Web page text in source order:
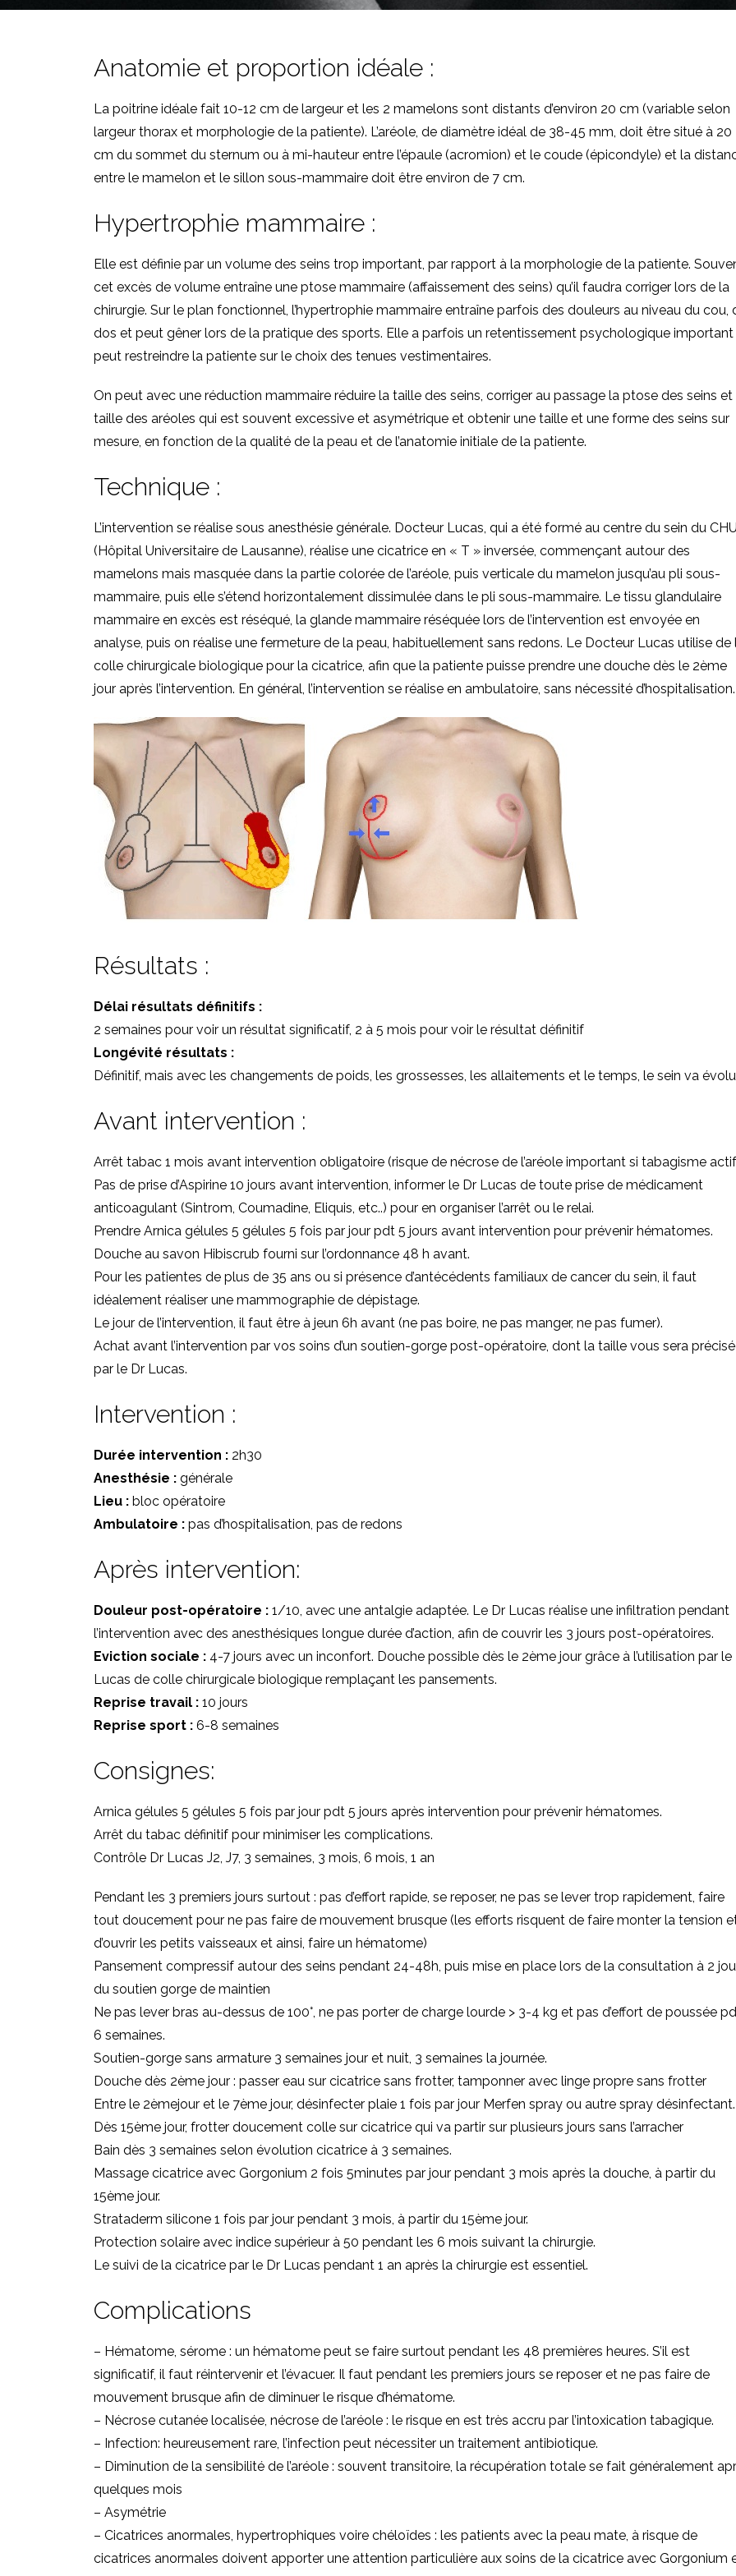
Anatomie et proportion idéale :
La poitrine idéale fait 10-12 cm de largeur et les 2 mamelons sont distants d’environ 20 cm (variable selon
largeur thorax et morphologie de la patiente). L’aréole, de diamètre idéal de 38-45 mm, doit être situé à 20
cm du sommet du sternum ou à mi-hauteur entre l’épaule (acromion) et le coude (épicondyle) et la
entre le mamelon et le sillon sous-mammaire doit être environ de 7 cm.
Hypertrophie mammaire :
Elle est définie par un volume des seins trop important, par rapport à la morphologie de la patiente.
cet excès de volume entraîne une ptose mammaire (affaissement des seins) qu’il faudra corriger lors de la
chirurgie. Sur le plan fonctionnel, l’hypertrophie mammaire entraîne parfois des douleurs au niveau du cou,
dos et peut gêner lors de la pratique des sports. Elle a parfois un retentissement psychologique
peut restreindre la patiente sur le choix des tenues vestimentaires.
On peut avec une réduction mammaire réduire la taille des seins, corriger au passage la ptose des seins et
taille des aréoles qui est souvent excessive et asymétrique et obtenir une taille et une forme des seins sur
mesure, en fonction de la qualité de la peau et de l’anatomie initiale de la patiente.
Technique :
L’intervention se réalise sous anesthésie générale. Docteur Lucas, qui a été formé au centre du sein du
(Hôpital Universitaire de Lausanne), réalise une cicatrice en « T » inversée, commençant autour des
mamelons mais masquée dans la partie colorée de l’aréole, puis verticale du mamelon jusqu’au pli sous-
mammaire, puis elle s’étend horizontalement dissimulée dans le pli sous-mammaire. Le tissu glandulaire
mammaire en excès est réséqué, la glande mammaire réséquée lors de l’intervention est envoyée en
analyse, puis on réalise une fermeture de la peau, habituellement sans redons. Le Docteur Lucas utilise de
colle chirurgicale biologique pour la cicatrice, afin que la patiente puisse prendre une douche dès le 2ème
jour après l’intervention. En général, l’intervention se réalise en ambulatoire, sans nécessité d’hospitalisation.
Résultats :
Délai résultats définitifs :
2 semaines pour voir un résultat significatif, 2 à 5 mois pour voir le résultat définitif
Longévité résultats :
Définitif, mais avec les changements de poids, les grossesses, les allaitements et le temps, le sein va
Avant intervention :
Arrêt tabac 1 mois avant intervention obligatoire (risque de nécrose de l’aréole important si tabagisme
Pas de prise d’Aspirine 10 jours avant intervention, informer le Dr Lucas de toute prise de médicament
anticoagulant (Sintrom, Coumadine, Eliquis, etc..) pour en organiser l’arrêt ou le relai.
Prendre Arnica gélules 5 gélules 5 fois par jour pdt 5 jours avant intervention pour prévenir hématomes.
Douche au savon Hibiscrub fourni sur l’ordonnance 48 h avant.
Pour les patientes de plus de 35 ans ou si présence d’antécédents familiaux de cancer du sein, il faut
idéalement réaliser une mammographie de dépistage.
Le jour de l’intervention, il faut être à jeun 6h avant (ne pas boire, ne pas manger, ne pas fumer).
Achat avant l’intervention par vos soins d’un soutien-gorge post-opératoire, dont la taille vous sera
par le Dr Lucas.
Intervention :
Durée intervention : 2h30
Anesthésie : générale
Lieu : bloc opératoire
Ambulatoire : pas d’hospitalisation, pas de redons
Après intervention:
Douleur post-opératoire : 1/10, avec une antalgie adaptée. Le Dr Lucas réalise une infiltration pendant
l’intervention avec des anesthésiques longue durée d’action, afin de couvrir les 3 jours post-opératoires.
Eviction sociale : 4-7 jours avec un inconfort. Douche possible dès le 2ème jour grâce à l’utilisation par le
Lucas de colle chirurgicale biologique remplaçant les pansements.
Reprise travail : 10 jours
Reprise sport : 6-8 semaines
Consignes:
Arnica gélules 5 gélules 5 fois par jour pdt 5 jours après intervention pour prévenir hématomes.
Arrêt du tabac définitif pour minimiser les complications.
Contrôle Dr Lucas J2, J7, 3 semaines, 3 mois, 6 mois, 1 an
Pendant les 3 premiers jours surtout : pas d’effort rapide, se reposer, ne pas se lever trop rapidement, faire
tout doucement pour ne pas faire de mouvement brusque (les efforts risquent de faire monter la tension
d’ouvrir les petits vaisseaux et ainsi, faire un hématome)
Pansement compressif autour des seins pendant 24-48h, puis mise en place lors de la consultation à 2
du soutien gorge de maintien
Ne pas lever bras au-dessus de 100°, ne pas porter de charge lourde > 3-4 kg et pas d’effort de poussée
6 semaines.
Soutien-gorge sans armature 3 semaines jour et nuit, 3 semaines la journée.
Douche dès 2ème jour : passer eau sur cicatrice sans frotter, tamponner avec linge propre sans frotter
Entre le 2èmejour et le 7ème jour, désinfecter plaie 1 fois par jour Merfen spray ou autre spray désinfectant.
Dès 15ème jour, frotter doucement colle sur cicatrice qui va partir sur plusieurs jours sans l’arracher
Bain dès 3 semaines selon évolution cicatrice à 3 semaines.
Massage cicatrice avec Gorgonium 2 fois 5minutes par jour pendant 3 mois après la douche, à partir du
15ème jour.
Strataderm silicone 1 fois par jour pendant 3 mois, à partir du 15ème jour.
Protection solaire avec indice supérieur à 50 pendant les 6 mois suivant la chirurgie.
Le suivi de la cicatrice par le Dr Lucas pendant 1 an après la chirurgie est essentiel.
Complications
– Hématome, sérome : un hématome peut se faire surtout pendant les 48 premières heures. S’il est
significatif, il faut réintervenir et l’évacuer. Il faut pendant les premiers jours se reposer et ne pas faire de
mouvement brusque afin de diminuer le risque d’hématome.
– Nécrose cutanée localisée, nécrose de l’aréole : le risque en est très accru par l’intoxication tabagique.
– Infection: heureusement rare, l’infection peut nécessiter un traitement antibiotique.
– Diminution de la sensibilité de l’aréole : souvent transitoire, la récupération totale se fait généralement
quelques mois
– Asymétrie
– Cicatrices anormales, hypertrophiques voire chéloïdes : les patients avec la peau mate, à risque de
cicatrices anormales doivent apporter une attention particulière aux soins de la cicatrice avec Gorgonium